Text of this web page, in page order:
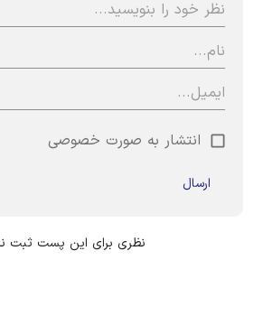
انتشار به صورت خصوصی
ارسال
نظری برای این پست ثبت